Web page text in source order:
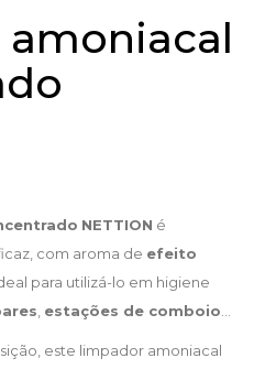
NETTION é
com aroma de efeito
para utilizá-lo em higiene
estações de comboio
este limpador amoniacal